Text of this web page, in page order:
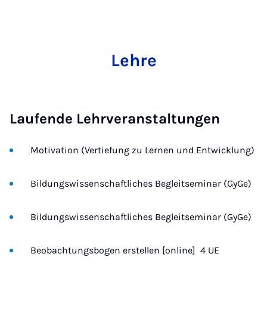
Lehre
Laufende Lehrveranstaltungen
Motivation (Vertiefung zu Lernen und Entwicklung)
Bildungswissenschaftliches Begleitseminar (GyGe)
Bildungswissenschaftliches Begleitseminar (GyGe)
Beobachtungsbogen erstellen [online]  4 UE